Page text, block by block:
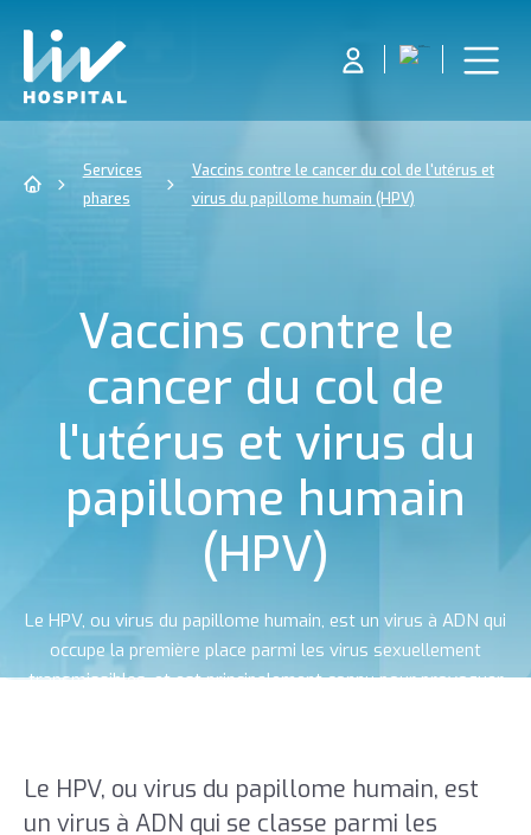
Services
phares
Vaccins contre le cancer du col de l'utérus et
virus du papillome humain (HPV)
Vaccins contre le
cancer du col de
l'utérus et virus du
papillome humain
(HPV)
Le HPV, ou virus du papillome humain, est un virus à ADN qui
occupe la première place parmi les virus sexuellement
transmissibles, et est principalement connu pour provoquer
Le HPV, ou virus du papillome humain, est
un virus à ADN qui se classe parmi les